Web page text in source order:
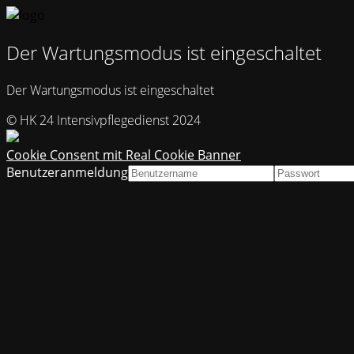
Der Wartungsmodus ist eingeschaltet
Der Wartungsmodus ist eingeschaltet
© HK 24 Intensivpflegedienst 2024
Cookie Consent mit Real Cookie Banner
Benutzeranmeldung